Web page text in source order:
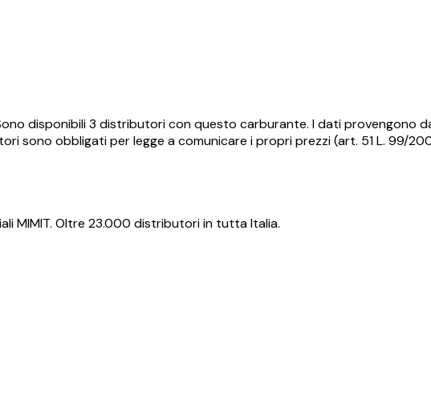
disponibili3 distributori con questo carburante. I dati provengono
sono obbligati per legge a comunicare i propri prezzi (art. 51 L. 99/
MIMIT. Oltre 23.000 distributori in tutta Italia.